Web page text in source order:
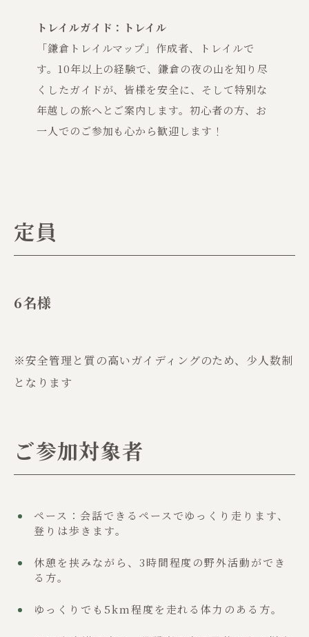
トレイルガイド：トレイル
「鎌倉トレイルマップ」作成者、トレイルで
す。10年以上の経験で、鎌倉の夜の山を知り尽
くしたガイドが、皆様を安全に、そして特別な
年越しの旅へとご案内します。初心者の方、お
一人でのご参加も心から歓迎します！
定員
6名様
※安全管理と質の高いガイディングのため、少人数制
となります
ご参加対象者
ペース：会話できるペースでゆっくり走ります、
登りは歩きます。
休憩を挟みながら、3時間程度の野外活動ができ
る方。
ゆっくりでも5km程度を走れる体力のある方。